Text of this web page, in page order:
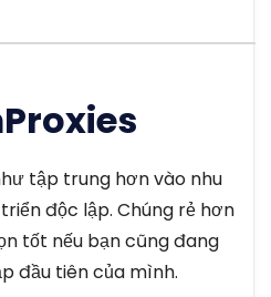
tập trung hơn vào nhu
độc lập. Chúng rẻ hơn
tốt nếu bạn cũng đang
đầu tiên của mình.